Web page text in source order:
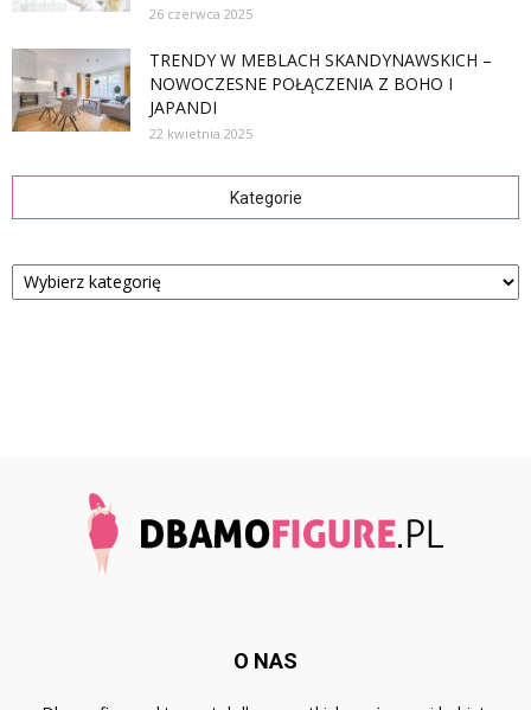
26 czerwca 2025
TRENDY W MEBLACH SKANDYNAWSKICH –
NOWOCZESNE POŁĄCZENIA Z BOHO I
JAPANDI
22 kwietnia 2025
Kategorie
Kategorie
O NAS